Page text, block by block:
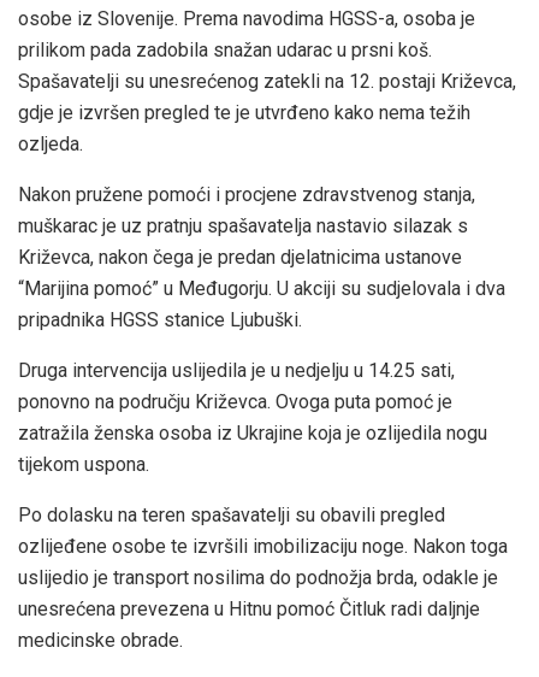
osobe iz Slovenije. Prema navodima HGSS-a, osoba je
prilikom pada zadobila snažan udarac u prsni koš.
Spašavatelji su unesrećenog zatekli na 12. postaji Križevca,
gdje je izvršen pregled te je utvrđeno kako nema težih
ozljeda.
Nakon pružene pomoći i procjene zdravstvenog stanja,
muškarac je uz pratnju spašavatelja nastavio silazak s
Križevca, nakon čega je predan djelatnicima ustanove
“Marijina pomoć” u Međugorju. U akciji su sudjelovala i dva
pripadnika HGSS stanice Ljubuški.
Druga intervencija uslijedila je u nedjelju u 14.25 sati,
ponovno na području Križevca. Ovoga puta pomoć je
zatražila ženska osoba iz Ukrajine koja je ozlijedila nogu
tijekom uspona.
Po dolasku na teren spašavatelji su obavili pregled
ozlijeđene osobe te izvršili imobilizaciju noge. Nakon toga
uslijedio je transport nosilima do podnožja brda, odakle je
unesrećena prevezena u Hitnu pomoć Čitluk radi daljnje
medicinske obrade.